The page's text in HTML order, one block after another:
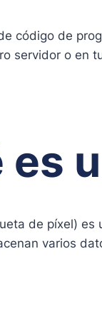
código de
servidor o en
es
de píxel)
varios